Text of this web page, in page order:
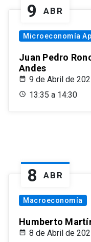
9 ABR
Microeconomía
Juan Pedro
Andes
9 de Abril de
13:35 a 14:30
8 ABR
Macroeconomía
Humberto
8 de Abril de